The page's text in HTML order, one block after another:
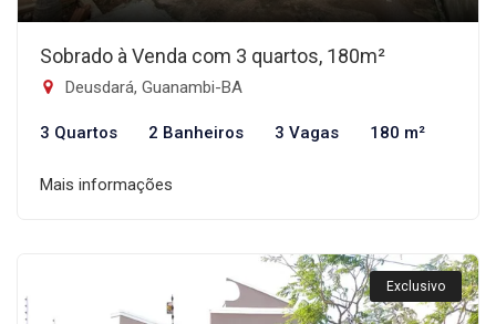
Sobrado à Venda com 3 quartos, 180m²
Deusdará, Guanambi-BA
3 Quartos 2 Banheiros 3 Vagas 180 m²
Mais informações
Exclusivo